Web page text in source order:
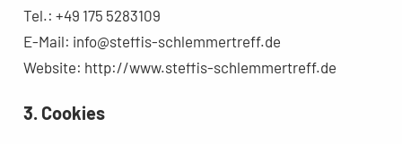
Tel.: +49 175 5283109
E-Mail: info@steffis-schlemmertreff.de
Website: http://www.steffis-schlemmertreff.de
3. Cookies